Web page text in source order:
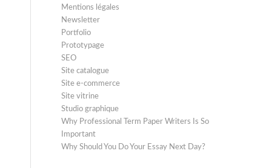
Mentions légales
Newsletter
Portfolio
Prototypage
SEO
Site catalogue
Site e-commerce
Site vitrine
Studio graphique
Why Professional Term Paper Writers Is So
Important
Why Should You Do Your Essay Next Day?